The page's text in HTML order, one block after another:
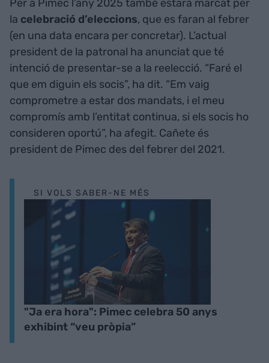
Per a Pimec l’any 2025 també estarà marcat per
la celebració d’eleccions, que es faran al febrer
(en una data encara per concretar). L’actual
president de la patronal ha anunciat que té
intenció de presentar-se a la reelecció. “Faré el
que em diguin els socis”, ha dit. “Em vaig
comprometre a estar dos mandats, i el meu
compromís amb l’entitat continua, si els socis ho
consideren oportú”, ha afegit. Cañete és
president de Pimec des del febrer del 2021.
SI VOLS SABER-NE MÉS
"Ja era hora": Pimec celebra 50 anys
exhibint “veu pròpia”